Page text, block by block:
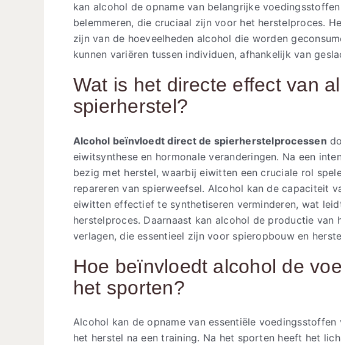
kan alcohol de opname van belangrijke
belemmeren, die cruciaal zijn voor het herstelproces.
zijn van de hoeveelheden alcohol die worden
kunnen variëren tussen individuen, afhankelijk van
Wat is het directe effect van
spierherstel?
Alcohol beïnvloedt direct de spierherstelprocessen
eiwitsynthese en hormonale veranderingen. Na een
bezig met herstel, waarbij eiwitten een cruciale rol
repareren van spierweefsel. Alcohol kan de capaciteit
eiwitten effectief te synthetiseren verminderen, wat
herstelproces. Daarnaast kan alcohol de productie van
verlagen, die essentieel zijn voor spieropbouw en
Hoe beïnvloedt alcohol de
het sporten?
Alcohol kan de opname van essentiële
het herstel na een training. Na het sporten heeft het